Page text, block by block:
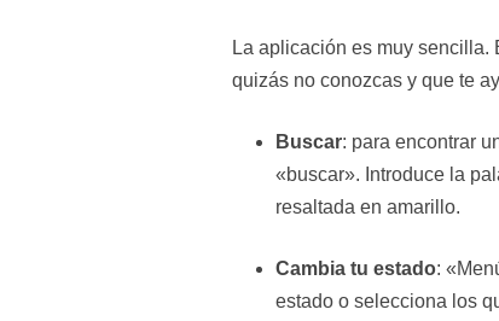
La aplicación es muy
quizás no conozcas y que te
Buscar: para encontrar
«buscar». Introduce la
resaltada en amarillo.
Cambia tu estado:
estado o selecciona los